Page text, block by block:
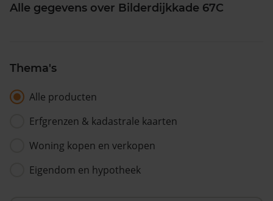
Alle gegevens over Bilderdijkkade 67C
Thema's
Alle producten
Erfgrenzen & kadastrale kaarten
Woning kopen en verkopen
Eigendom en hypotheek